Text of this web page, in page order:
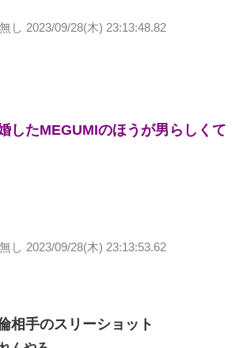
し 2023/09/28(木) 23:13:48.82
したMEGUMIのほうが男らしくて
し 2023/09/28(木) 23:13:53.62
相手のスリーショット